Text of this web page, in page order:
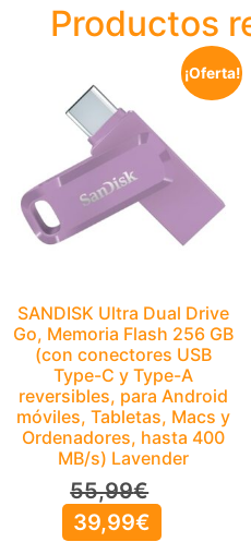
Productos
¡Oferta!
SANDISK Ultra Dual Drive
Go, Memoria Flash 256 GB
(con conectores USB
Type-C y Type-A
reversibles, para Android
móviles, Tabletas, Macs y
Ordenadores, hasta 400
MB/s) Lavender
55,99€
39,99€